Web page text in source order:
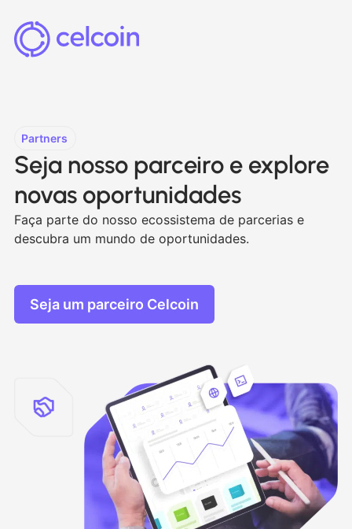
Partners
Seja nosso parceiro e explore
novas oportunidades
Faça parte do nosso ecossistema de parcerias e
descubra um mundo de oportunidades.
Seja um parceiro Celcoin